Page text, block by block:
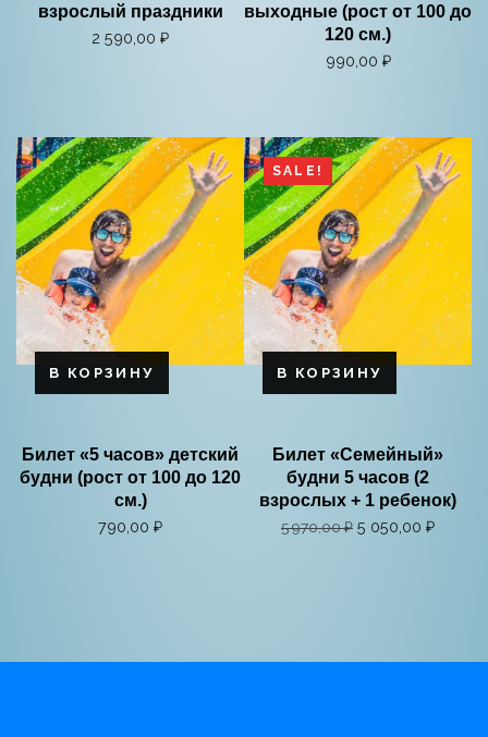
взрослый праздники
2 590,00 ₽
выходные (рост от 100 до
120 см.)
990,00 ₽
В КОРЗИНУ
Билет «5 часов» детский
будни (рост от 100 до 120
см.)
790,00 ₽
SALE!
В КОРЗИНУ
Билет «Семейный»
будни 5 часов (2
взрослых + 1 ребенок)
5 970,00₽ 5 050,00 ₽